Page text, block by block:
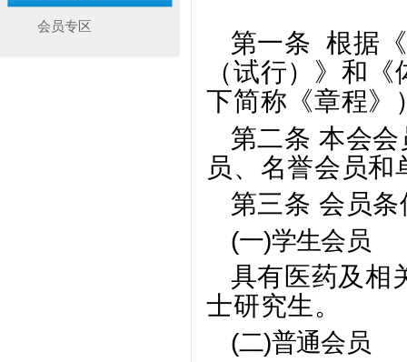
会员专区
第一条 根据
（试行）》和
下简称《章程》
第二条 本会
员、名誉会员和
第三条 会员条
(一)学生会员
具有医药及相
士研究生。
(二)普通会员